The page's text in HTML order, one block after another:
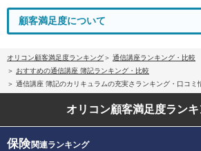
顧客満足度について
オリコン顧客満足度ランキング
通信講座ランキング・比較
おすすめの通信講座 簿記ランキング・比較
通信講座 簿記のカリキュラムの充実さランキング・口コミ
オリコン顧客満足度ラン
保険関連ランキング